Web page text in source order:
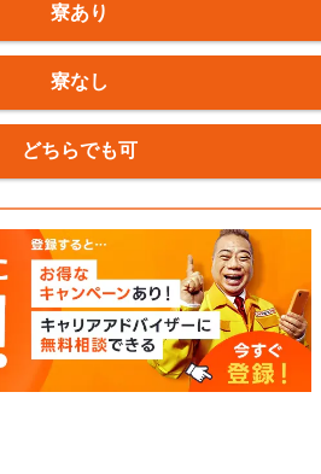
寮あり
寮なし
どちらでも可